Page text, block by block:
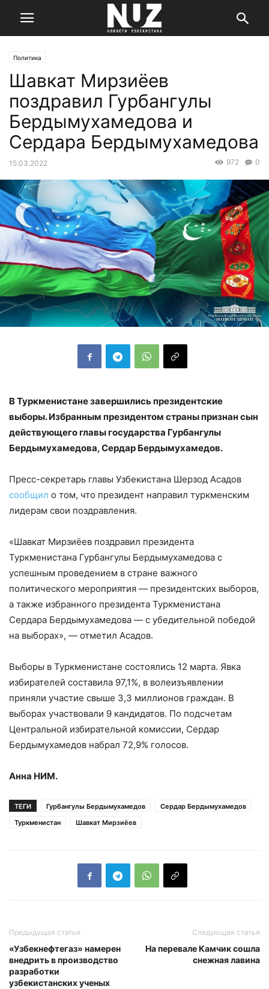
Политика
Шавкат Мирзиёев
поздравил Гурбангулы
Бердымухамедова и
Сердара Бердымухамедова
15.03.2022 0
972
В Туркменистане завершились президентские
выборы. Избранным президентом страны признан сын
действующего главы государства Гурбангулы
Бердымухамедова, Сердар Бердымухамедов.
Пресс-секретарь главы Узбекистана Шерзод Асадов
сообщил о том, что президент направил туркменским
лидерам свои поздравления.
«Шавкат Мирзиёев поздравил президента
Туркменистана Гурбангулы Бердымухамедова с
успешным проведением в стране важного
политического мероприятия — президентских выборов,
а также избранного президента Туркменистана
Сердара Бердымухамедова — с убедительной победой
на выборах», — отметил Асадов.
Выборы в Туркменистане состоялись 12 марта. Явка
избирателей составила 97,1%, в волеизъявлении
приняли участие свыше 3,3 миллионов граждан. В
выборах участвовали 9 кандидатов. По подсчетам
Центральной избирательной комиссии, Сердар
Бердымухамедов набрал 72,9% голосов.
Анна НИМ.
ТЕГИ Гурбангулы Бердымухамедов
Сердар Бердымухамедов
Туркменистан
Шавкат Мирзиёев
Предыдущая статья
«Узбекнефтегаз» намерен
внедрить в производство
разработки
узбекистанских ученых
Следующая статья
На перевале Камчик сошла
снежная лавина